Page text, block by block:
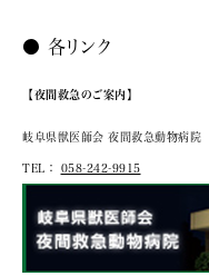
● 各リンク
【夜間救急のご案内】
岐阜県獣医師会 夜間救急動物病院
TEL： 058-242-9915